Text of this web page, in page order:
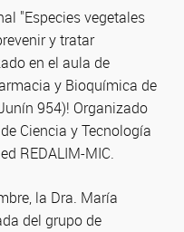
"Especies vegetales
y tratar
en el aula de
y Bioquímica de
954)! Organizado
Ciencia y Tecnología
REDALIM-MIC.
la Dra. María
del grupo de